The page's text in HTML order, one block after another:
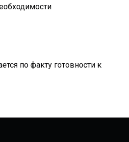
по факту готовности к